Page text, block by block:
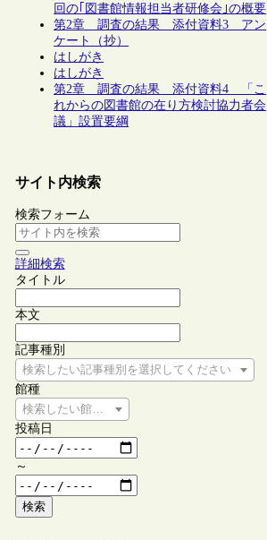
回の｢図書館情報担当者研修会｣の概要
第2章 調査の結果 添付資料3 アン
ケート（抄）
はしがき
はしがき
第2章 調査の結果 添付資料4 「こ
れからの図書館の在り方検討協力者会
議」設置要綱
サイト内検索
検索フォーム
詳細検索
タイトル
本文
記事種別
検索したい記事種別を選択してください
館種
検索したい館種を選択してください
投稿日
～
検索